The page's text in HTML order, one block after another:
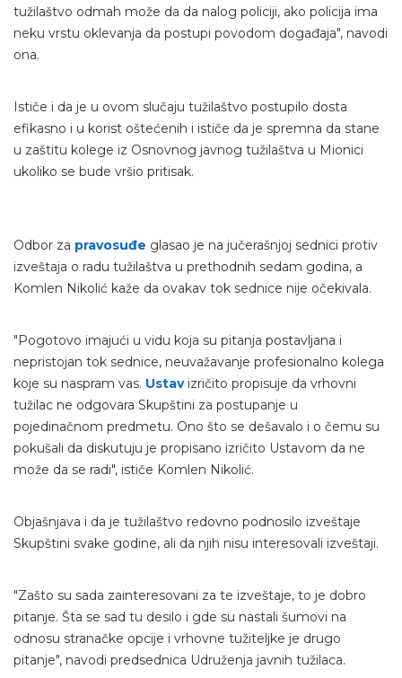
tužilaštvo odmah može da da nalog policiji, ako policija ima
neku vrstu oklevanja da postupi povodom događaja", navodi
ona.
Ističe i da je u ovom slučaju tužilaštvo postupilo dosta
efikasno i u korist oštećenih i ističe da je spremna da stane
u zaštitu kolege iz Osnovnog javnog tužilaštva u Mionici
ukoliko se bude vršio pritisak.
Odbor za pravosuđe glasao je na jučerašnjoj sednici protiv
izveštaja o radu tužilaštva u prethodnih sedam godina, a
Komlen Nikolić kaže da ovakav tok sednice nije očekivala.
"Pogotovo imajući u vidu koja su pitanja postavljana i
nepristojan tok sednice, neuvažavanje profesionalno kolega
koje su naspram vas. Ustavizričito propisuje da vrhovni
tužilac ne odgovara Skupštini za postupanje u
pojedinačnom predmetu. Ono što se dešavalo i o čemu su
pokušali da diskutuju je propisano izričito Ustavom da ne
može da se radi", ističe Komlen Nikolić.
Objašnjava i da je tužilaštvo redovno podnosilo izveštaje
Skupštini svake godine, ali da njih nisu interesovali izveštaji.
"Zašto su sada zainteresovani za te izveštaje, to je dobro
pitanje. Šta se sad tu desilo i gde su nastali šumovi na
odnosu stranačke opcije i vrhovne tužiteljke je drugo
pitanje", navodi predsednica Udruženja javnih tužilaca.